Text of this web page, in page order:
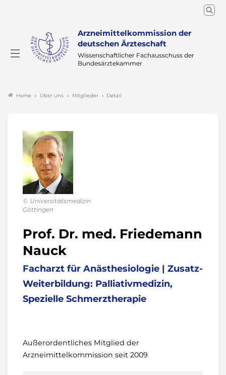
Arzneimittelkommission der
deutschen Ärzteschaft
Wissenschaftlicher Fachausschuss der
Bundesärztekammer
Home Über uns Mitglieder Detail
Prof. Dr. med. Friedemann
Nauck
Facharzt für Anästhesiologie | Zusatz-
Weiterbildung: Palliativmedizin,
Spezielle Schmerztherapie
Außerordentliches Mitglied der
Arzneimittelkommission seit 2009
Universitätsmedizin
Göttingen